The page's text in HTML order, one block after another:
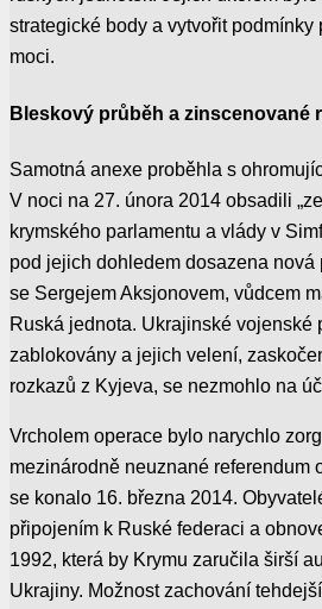
strategické body a vytvořit podmínky
moci.
Bleskový průběh a zinscenované
Samotná anexe proběhla s
V noci na 27. února 2014 obsadili
krymského parlamentu a vlády v
pod jejich dohledem dosazena nová
se Sergejem Aksjonovem, vůdcem
Ruská jednota. Ukrajinské vojenské
zablokovány a jejich velení,
rozkazů z Kyjeva, se nezmohlo na
Vrcholem operace bylo narychlo
mezinárodně neuznané referendum
se konalo 16. března 2014.
připojením k Ruské federaci a
1992, která by Krymu zaručila širší
Ukrajiny. Možnost zachování